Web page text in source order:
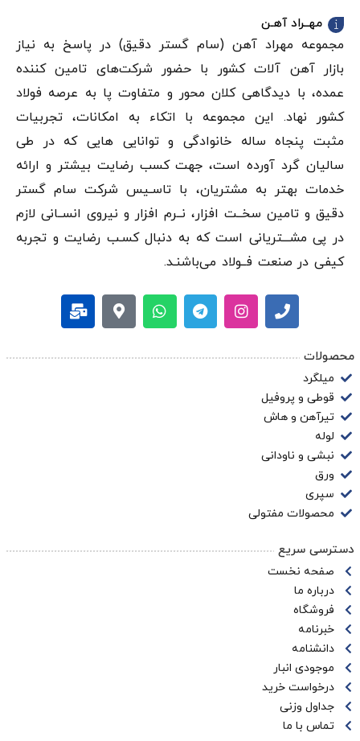
مهــراد آهـن
مجموعه مهراد آهن (سام گستر دقيق) در پاسخ به نیاز
بازار آهن‌ آلات کشور با حضور شرکت‌های تامین کننده
عمده، با دیدگاهی کلان محور و متفاوت پا به عرصه فولاد
کشور نهاد. این مجموعه با اتکاء به امکانات، تجربیات
مثبت پنجاه ساله خانوادگی و توانایی هایی که در طی
سالیان گرد آورده است، جهت کسب رضایت بیشتر و ارائه
خدمات بهتر به مشتریان، با تاسـیس شرکت سام گستر
دقيق و تامین سخــت افزار، نــرم افزار و نیروی انســانی لازم
در پی مشـــتریانی است که به دنبال کسـب رضایت و تجربه
کیفی در صنعت فــولاد می‌باشنـد.
محصولات
میلگرد
قوطی و پروفیل
تیرآهن و هاش
لوله
نبشی و ناودانی
ورق
سپری
محصولات مفتولی
دسترسی سریع
صفحه نخست
درباره ما
فروشگاه
خبرنامه
دانشنامه
موجودی انبار
درخواست خرید
جداول وزنی
تماس با ما